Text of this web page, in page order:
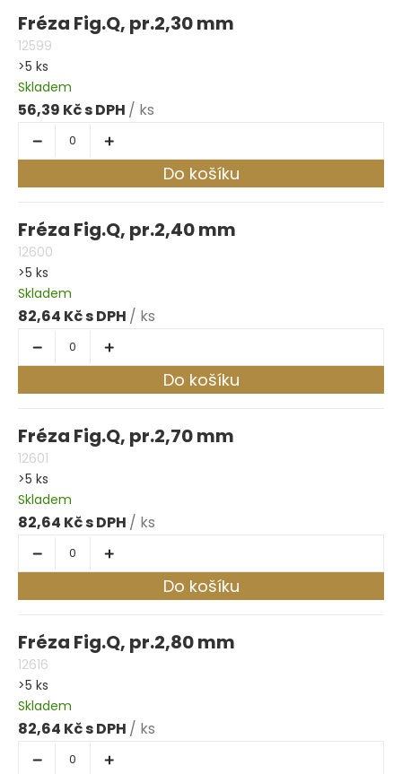
Fréza Fig.Q, pr.2,30 mm
12599
>5 ks
Skladem
56,39 Kč / ks
Do košíku
Fréza Fig.Q, pr.2,40 mm
12600
>5 ks
Skladem
82,64 Kč / ks
Do košíku
Fréza Fig.Q, pr.2,70 mm
12601
>5 ks
Skladem
82,64 Kč / ks
Do košíku
Fréza Fig.Q, pr.2,80 mm
12616
>5 ks
Skladem
82,64 Kč / ks